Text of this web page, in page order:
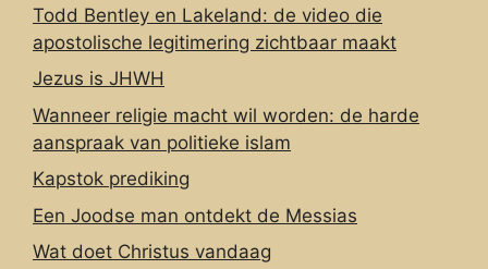
Todd Bentley en Lakeland: de video die
apostolische legitimering zichtbaar maakt
Jezus is JHWH
Wanneer religie macht wil worden: de harde
aanspraak van politieke islam
Kapstok prediking
Een Joodse man ontdekt de Messias
Wat doet Christus vandaag